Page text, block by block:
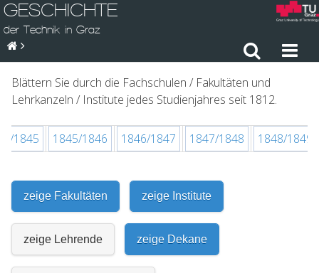
GESCHICHTE
der Technik in Graz
Blättern Sie durch die Fachschulen / Fakultäten und
Lehrkanzeln / Institute jedes Studienjahres seit 1812.
1845 1845/1846 1846/1847 1847/1848 1848/1849
zeige Fakultäten zeige Institute
zeige Lehrende zeige Dekane